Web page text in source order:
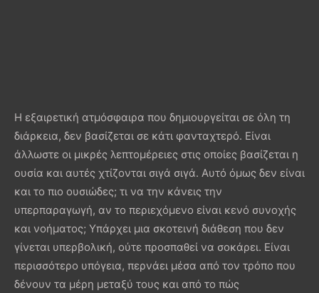
Η εξαιρετική ατμόσφαιρα που δημιουργείται σε όλη τη
διάρκεια, δεν βασίζεται σε κάτι φανταχτερό. Είναι
άλλωστε οι μικρές λεπτομέρειες στις οποίες βασίζεται η
ουσία και αυτές χτίζονται σιγά σιγά. Αυτό όμως δεν είναι
και το πιο ουσιώδες; τι να την κάνεις την
υπερπαραγωγή, αν το περιεχόμενο είναι κενό συνοχής
και νοήματος; Υπάρχει μια σκοτεινή διάθεση που δεν
γίνεται υπερβολική, ούτε προσπαθεί να σοκάρει. Είναι
περισσότερο υπόγεια, περνάει μέσα από τον τρόπο που
δένουν τα μέρη μεταξύ τους και από το πώς